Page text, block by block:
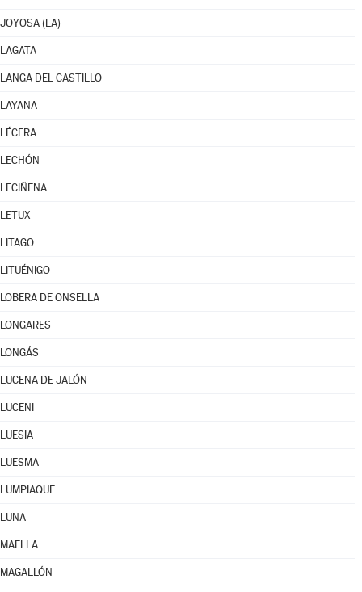
JOYOSA (LA)
LAGATA
LANGA DEL CASTILLO
LAYANA
LÉCERA
LECHÓN
LECIÑENA
LETUX
LITAGO
LITUÉNIGO
LOBERA DE ONSELLA
LONGARES
LONGÁS
LUCENA DE JALÓN
LUCENI
LUESIA
LUESMA
LUMPIAQUE
LUNA
MAELLA
MAGALLÓN